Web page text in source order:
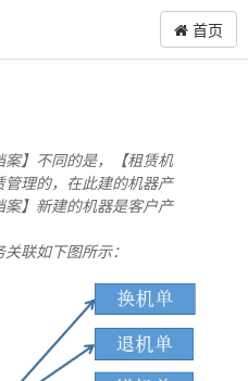
首页
】不同的是，【租赁机
理的，在此建的机器产
】新建的机器是客户产
联如下图所示：